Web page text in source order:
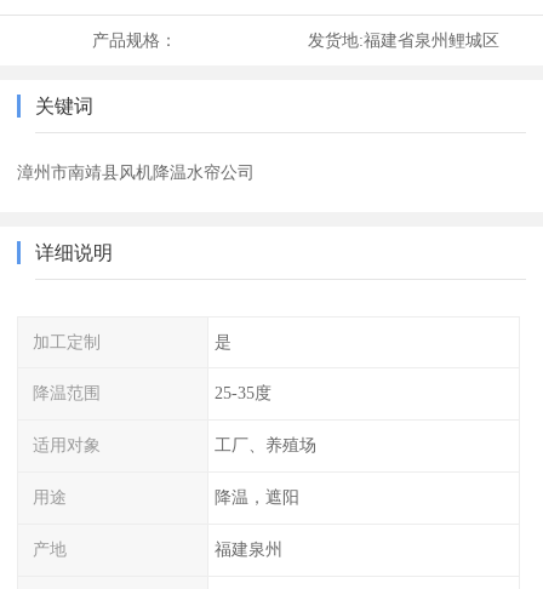
产品规格： 发货地:福建省泉州鲤城区
关键词
漳州市南靖县风机降温水帘公司
详细说明
加工定制 是
降温范围 25-35度
适用对象 工厂、养殖场
用途 降温，遮阳
产地 福建泉州